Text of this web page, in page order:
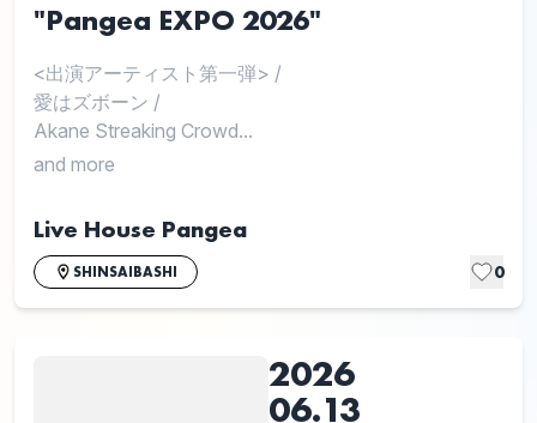
"Pangea EXPO 2026"
<出演アーティスト第一弾> /
愛はズボーン /
Akane Streaking Crowd...
and more
Live House Pangea
SHINSAIBASHI 0
2026
06.13